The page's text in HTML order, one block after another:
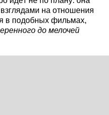
на отношения
в подобных фильмах,
до мелочей